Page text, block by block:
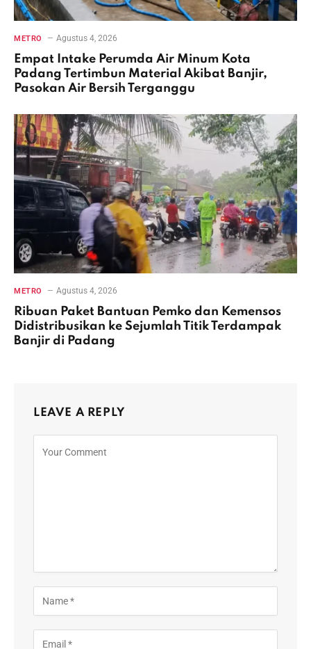
METRO Agustus 4, 2026
Empat Intake Perumda Air Minum Kota
Padang Tertimbun Material Akibat Banjir,
Pasokan Air Bersih Terganggu
METRO Agustus 4, 2026
Ribuan Paket Bantuan Pemko dan Kemensos
Didistribusikan ke Sejumlah Titik Terdampak
Banjir di Padang
LEAVE A REPLY